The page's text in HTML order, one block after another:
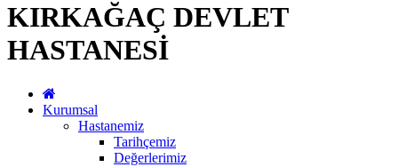
KIRKAĞAÇ DEVLET
HASTANESİ
Kurumsal
Hastanemiz
Tarihçemiz
Değerlerimiz